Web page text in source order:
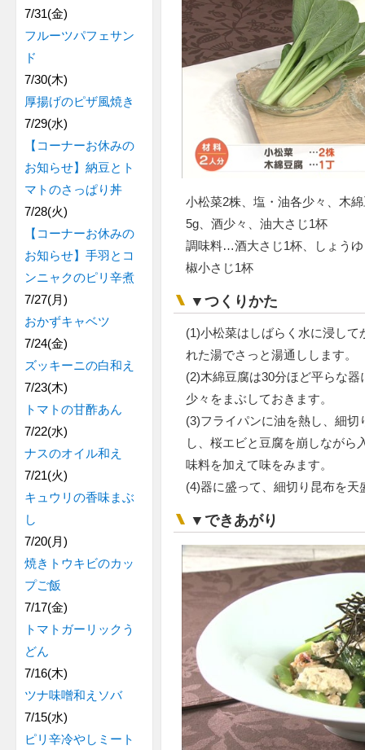
小松菜2株、塩・油各少々、木
5g、酒少々、油大さじ1杯
調味料…酒大さじ1杯、しょう
椒小さじ1杯
▼つくりかた
(1)小松菜はしばらく水に浸し
れた湯でさっと湯通しします。
(2)木綿豆腐は30分ほど平らな
少々をまぶしておきます。
(3)フライパンに油を熱し、細
し、桜エビと豆腐を崩しながら
味料を加えて味をみます。
(4)器に盛って、細切り昆布を天
▼できあがり
7/31(金)
フルーツパフェサン
ド
7/30(木)
厚揚げのピザ風焼き
7/29(水)
【コーナーお休みの
お知らせ】納豆とト
マトのさっぱり丼
7/28(火)
【コーナーお休みの
お知らせ】手羽とコ
ンニャクのピリ辛煮
7/27(月)
おかずキャベツ
7/24(金)
ズッキーニの白和え
7/23(木)
トマトの甘酢あん
7/22(水)
ナスのオイル和え
7/21(火)
キュウリの香味まぶ
し
7/20(月)
焼きトウキビのカッ
プご飯
7/17(金)
トマトガーリックう
どん
7/16(木)
ツナ味噌和えソバ
7/15(水)
ピリ辛冷やしミート